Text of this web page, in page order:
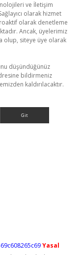
ve İletişim
olarak hizmet
olarak denetleme
Ancak, üyelerimiz
olup, siteye üye olarak
düşündüğünüz
bildirmeniz
kaldırılacaktır.
Yasal